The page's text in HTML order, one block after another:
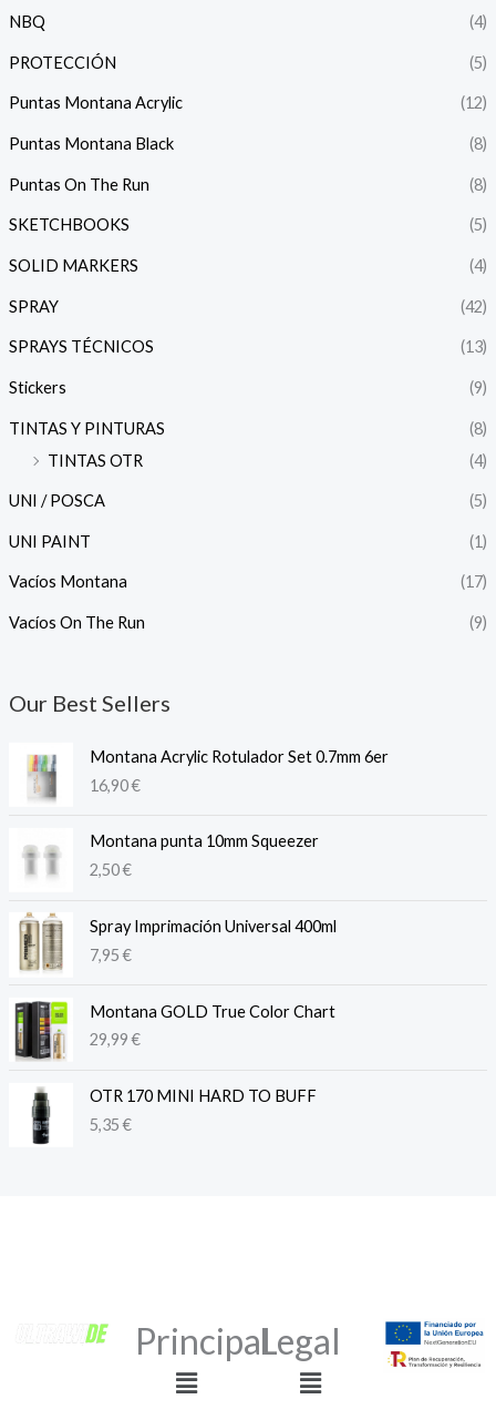
NBQ (4)
PROTECCIÓN (5)
Puntas Montana Acrylic (12)
Puntas Montana Black (8)
Puntas On The Run (8)
SKETCHBOOKS (5)
SOLID MARKERS (4)
SPRAY (42)
SPRAYS TÉCNICOS (13)
Stickers (9)
TINTAS Y PINTURAS
(8)
TINTAS OTR
(4)
UNI / POSCA (5)
UNI PAINT (1)
Vacíos Montana (17)
Vacíos On The Run (9)
Our Best Sellers
Montana Acrylic Rotulador Set 0.7mm 6er
16,90€
Montana punta 10mm Squeezer
2,50€
Spray Imprimación Universal 400ml
7,95€
Montana GOLD True Color Chart
29,99€
OTR 170 MINI HARD TO BUFF
5,35€
Principal
Menú
Legal
Menú